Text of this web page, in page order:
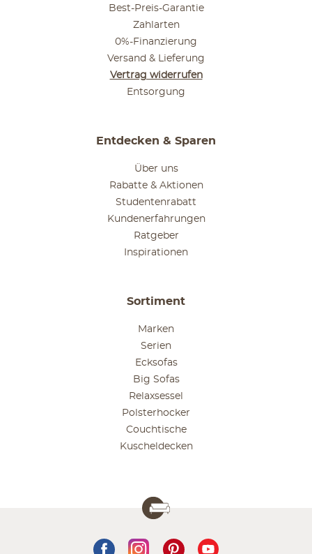
Best-Preis-Garantie
Zahlarten
0%-Finanzierung
Versand & Lieferung
Vertrag widerrufen
Entsorgung
Entdecken & Sparen
Über uns
Rabatte & Aktionen
Studentenrabatt
Kundenerfahrungen
Ratgeber
Inspirationen
Sortiment
Marken
Serien
Ecksofas
Big Sofas
Relaxsessel
Polsterhocker
Couchtische
Kuscheldecken